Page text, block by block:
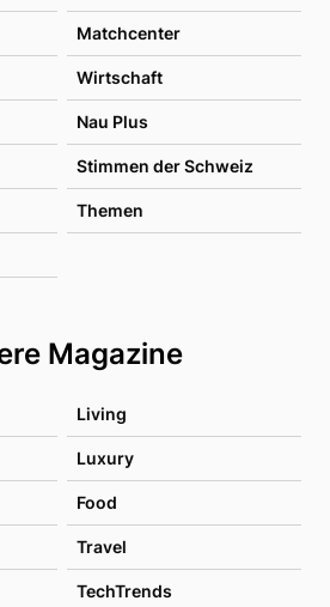
Matchcenter
Wirtschaft
Nau Plus
Stimmen der Schweiz
Themen
Magazine
Living
Luxury
Food
Travel
TechTrends